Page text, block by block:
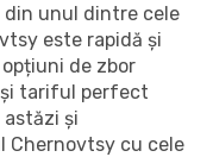
din unul dintre cele
este rapidă și
de zbor
și tariful perfect
și
Chernovtsy cu cele